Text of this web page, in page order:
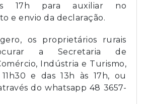
17h para auxiliar no
e envio da declaração.
os proprietários rurais
a Secretaria de
Indústria e Turismo,
e das 13h às 17h, ou
do whatsapp 48 3657-